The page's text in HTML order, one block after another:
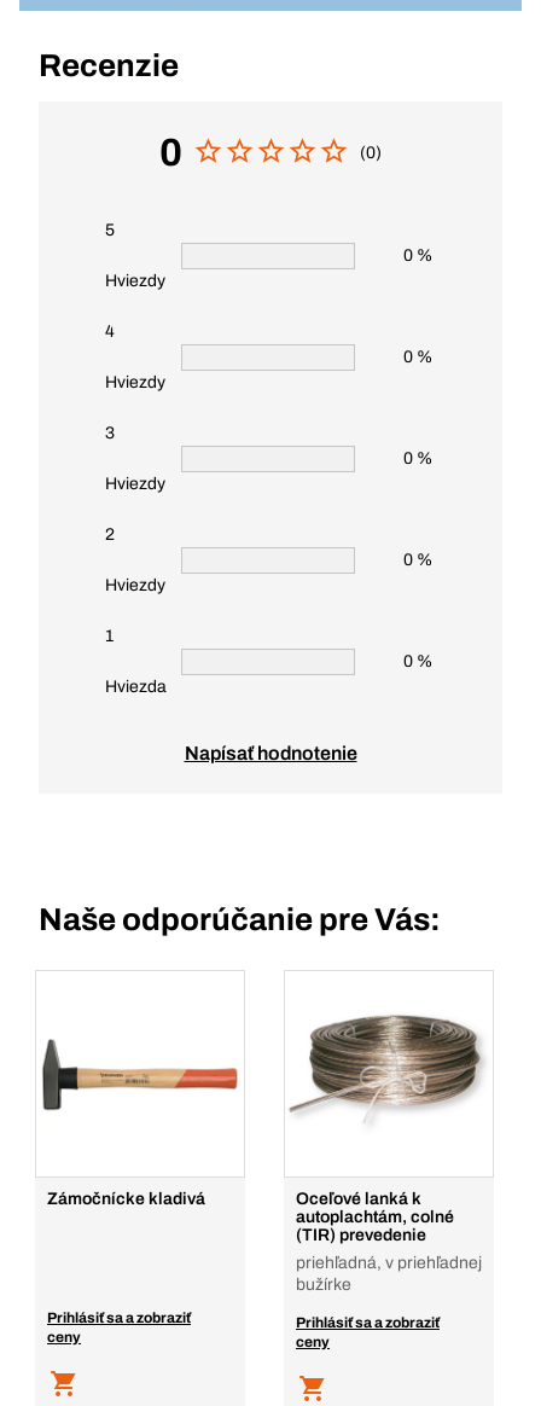
Recenzie
0 (0)
5
Hviezdy
0 %
4
Hviezdy
0 %
3
Hviezdy
0 %
2
Hviezdy
0 %
1
Hviezda
0 %
Napísať hodnotenie
Naše odporúčanie pre Vás:
Zámočnícke kladivá
Prihlásiť sa a zobraziť
ceny
Oceľové lanká k
autoplachtám, colné
(TIR) prevedenie
priehľadná, v priehľadnej
bužírke
Prihlásiť sa a zobraziť
ceny